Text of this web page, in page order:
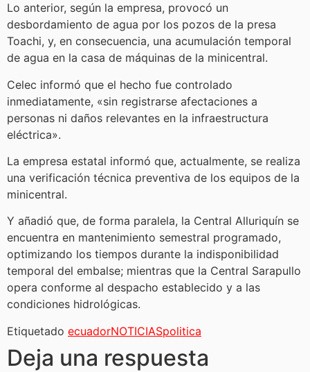
Lo anterior, según la empresa, provocó un
desbordamiento de agua por los pozos de la presa
Toachi, y, en consecuencia, una acumulación temporal
de agua en la casa de máquinas de la minicentral.
Celec informó que el hecho fue controlado
inmediatamente, «sin registrarse afectaciones a
personas ni daños relevantes en la infraestructura
eléctrica».
La empresa estatal informó que, actualmente, se realiza
una verificación técnica preventiva de los equipos de la
minicentral.
Y añadió que, de forma paralela, la Central Alluriquín se
encuentra en mantenimiento semestral programado,
optimizando los tiempos durante la indisponibilidad
temporal del embalse; mientras que la Central Sarapullo
opera conforme al despacho establecido y a las
condiciones hidrológicas.
Etiquetado ecuadorNOTICIASpolitica
Deja una respuesta